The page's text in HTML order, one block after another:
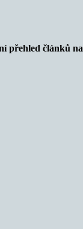
přehled článků na